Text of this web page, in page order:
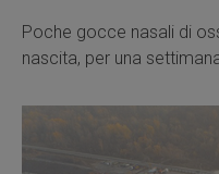
Poche gocce nasali di
nascita, per una